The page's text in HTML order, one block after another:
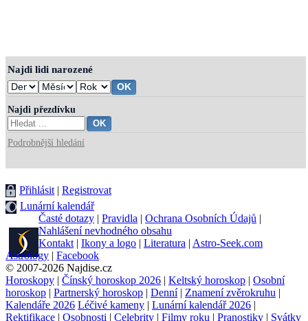
Najdi lidi narozené
Najdi přezdívku
Podrobnější hledání
Přihlásit | Registrovat
Lunární kalendář
Časté dotazy | Pravidla | Ochrana Osobních Údajů |
Nahlášení nevhodného obsahu
Kontakt | Ikony a logo | Literatura | Astro-Seek.com
Astrology | Facebook
© 2007-2026 Najdise.cz
Horoskopy | Čínský horoskop 2026 | Keltský horoskop | Osobní
horoskop | Partnerský horoskop | Denní| Znamení zvěrokruhu |
Kalendáře 2026 Léčivé kameny | Lunární kalendář 2026 |
Rektifikace | Osobnosti | Celebrity | Filmy roku | Pranostiky | Svátky